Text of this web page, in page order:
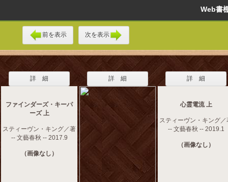
Web
前を表示 次を表示
詳 細
ファインダーズ・キーパ
ーズ 上
スティーヴン・キング／著
-- 文藝春秋 -- 2017.9
（画像なし）
詳 細 詳 細
心霊電流 上
スティーヴン・キング／
-- 文藝春秋 -- 2019.1
（画像なし）